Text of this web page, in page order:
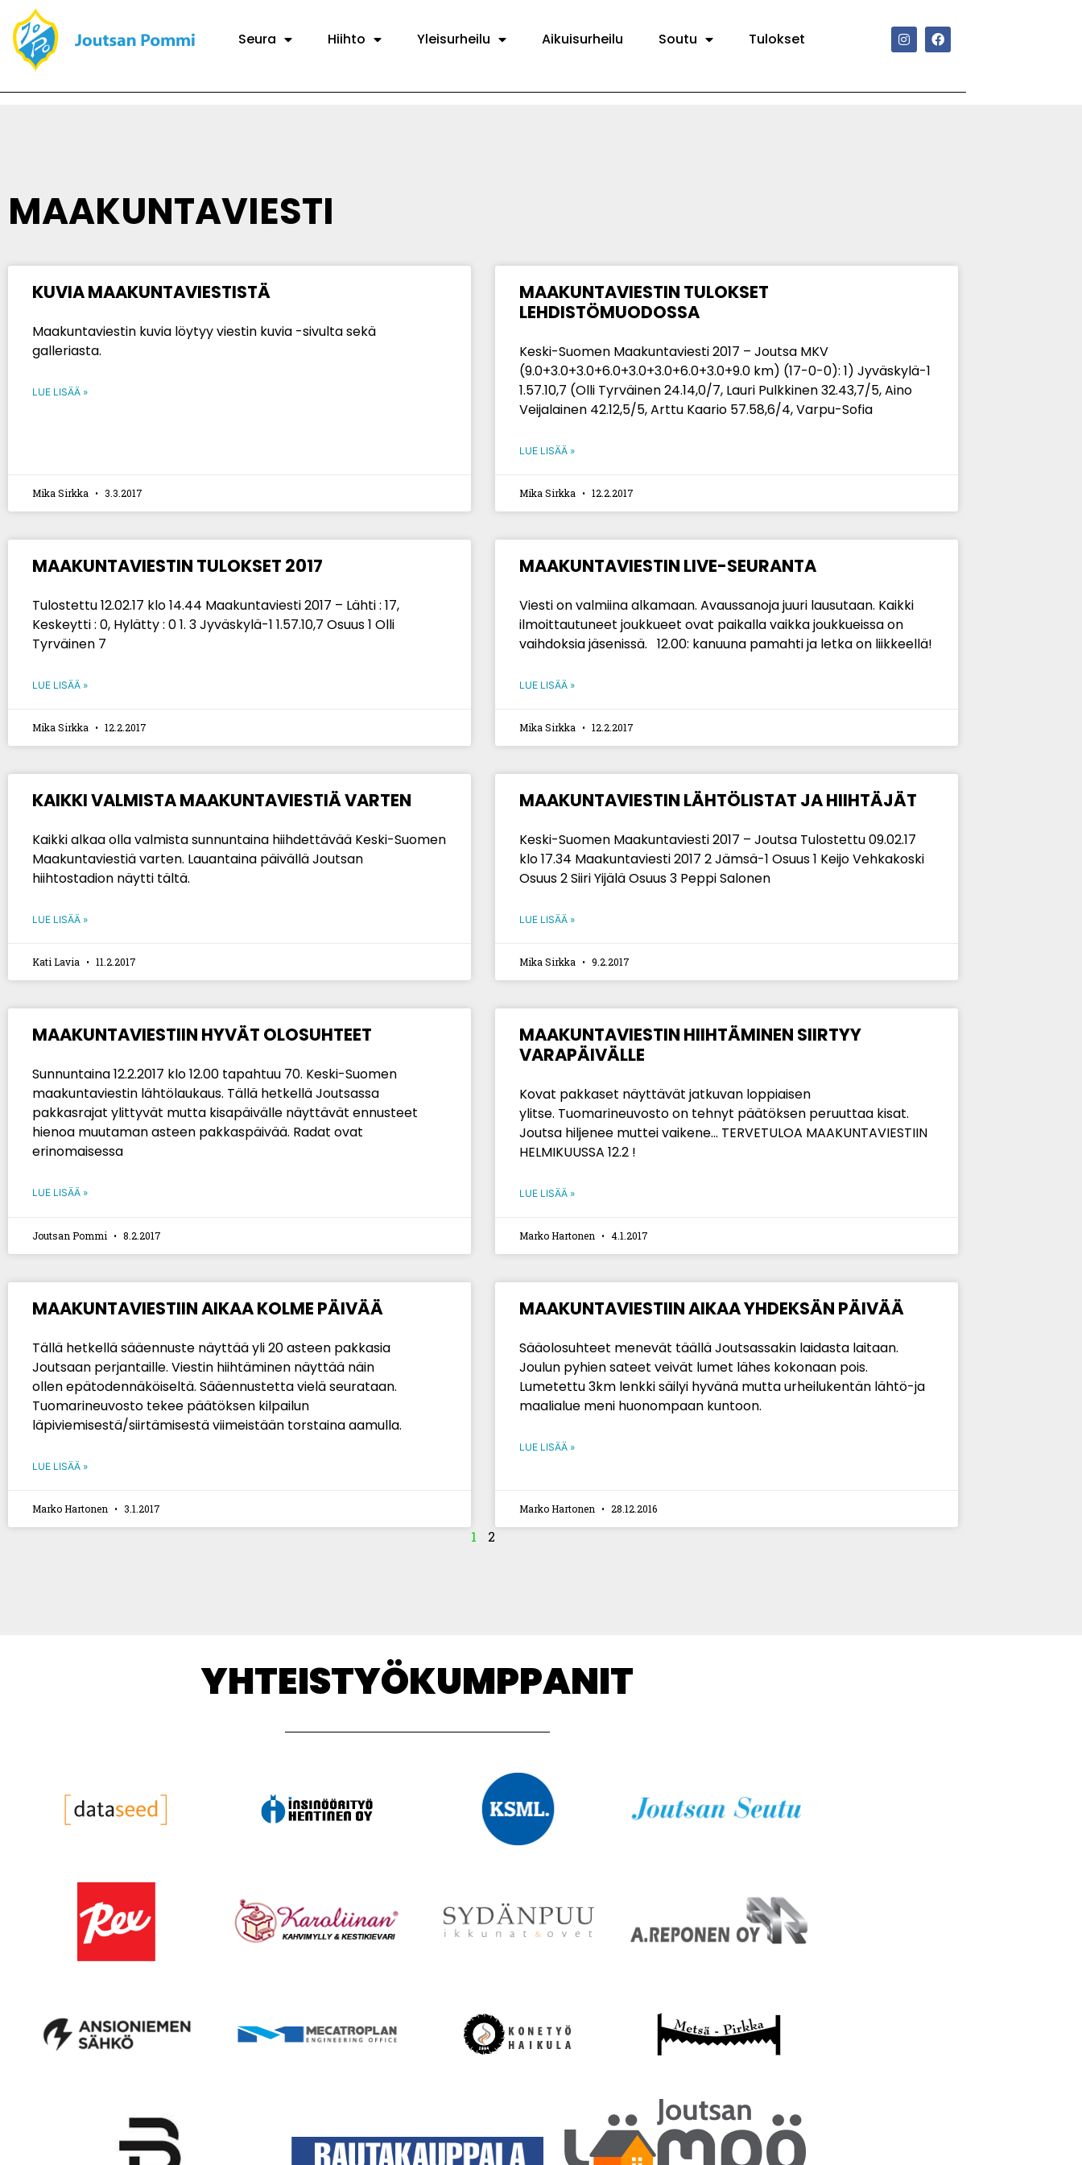
Seura Hiihto Yleisurheilu Aikuisurheilu Soutu Tulokset
MAAKUNTAVIESTI
KUVIA MAAKUNTAVIESTISTÄ
Maakuntaviestin kuvia löytyy viestin kuvia -sivulta sekä
galleriasta.
LUE LISÄÄ »
Mika Sirkka 3.3.2017
MAAKUNTAVIESTIN TULOKSET
LEHDISTÖMUODOSSA
Keski-Suomen Maakuntaviesti 2017 – Joutsa MKV
(9.0+3.0+3.0+6.0+3.0+3.0+6.0+3.0+9.0 km) (17-0-0): 1) Jyväskylä-1
1.57.10,7 (Olli Tyrväinen 24.14,0/7, Lauri Pulkkinen 32.43,7/5, Aino
Veijalainen 42.12,5/5, Arttu Kaario 57.58,6/4, Varpu-Sofia
LUE LISÄÄ »
Mika Sirkka 12.2.2017
MAAKUNTAVIESTIN TULOKSET 2017
Tulostettu 12.02.17 klo 14.44 Maakuntaviesti 2017 – Lähti : 17,
Keskeytti : 0, Hylätty : 0 1. 3 Jyväskylä-1 1.57.10,7 Osuus 1 Olli
Tyrväinen 7
LUE LISÄÄ »
Mika Sirkka 12.2.2017
MAAKUNTAVIESTIN LIVE-SEURANTA
Viesti on valmiina alkamaan. Avaussanoja juuri lausutaan. Kaikki
ilmoittautuneet joukkueet ovat paikalla vaikka joukkueissa on
vaihdoksia jäsenissä. 12.00: kanuuna pamahti ja letka on liikkeellä!
LUE LISÄÄ »
Mika Sirkka 12.2.2017
KAIKKI VALMISTA MAAKUNTAVIESTIÄ VARTEN
Kaikki alkaa olla valmista sunnuntaina hiihdettävää Keski-Suomen
Maakuntaviestiä varten. Lauantaina päivällä Joutsan
hiihtostadion näytti tältä.
LUE LISÄÄ »
Kati Lavia 11.2.2017
MAAKUNTAVIESTIN LÄHTÖLISTAT JA HIIHTÄJÄT
Keski-Suomen Maakuntaviesti 2017 – Joutsa Tulostettu 09.02.17
klo 17.34 Maakuntaviesti 2017 2 Jämsä-1 Osuus 1 Keijo Vehkakoski
Osuus 2 Siiri Yijälä Osuus 3 Peppi Salonen
LUE LISÄÄ »
Mika Sirkka 9.2.2017
MAAKUNTAVIESTIIN HYVÄT OLOSUHTEET
Sunnuntaina 12.2.2017 klo 12.00 tapahtuu 70. Keski-Suomen
maakuntaviestin lähtölaukaus. Tällä hetkellä Joutsassa
pakkasrajat ylittyvät mutta kisapäivälle näyttävät ennusteet
hienoa muutaman asteen pakkaspäivää. Radat ovat
erinomaisessa
LUE LISÄÄ »
Joutsan Pommi 8.2.2017
MAAKUNTAVIESTIN HIIHTÄMINEN SIIRTYY
VARAPÄIVÄLLE
Kovat pakkaset näyttävät jatkuvan loppiaisen
ylitse. Tuomarineuvosto on tehnyt päätöksen peruuttaa kisat.
Joutsa hiljenee muttei vaikene… TERVETULOA MAAKUNTAVIESTIIN
HELMIKUUSSA 12.2 !
LUE LISÄÄ »
Marko Hartonen 4.1.2017
MAAKUNTAVIESTIIN AIKAA KOLME PÄIVÄÄ
Tällä hetkellä sääennuste näyttää yli 20 asteen pakkasia
Joutsaan perjantaille. Viestin hiihtäminen näyttää näin
ollen epätodennäköiseltä. Sääennustetta vielä seurataan.
Tuomarineuvosto tekee päätöksen kilpailun
läpiviemisestä/siirtämisestä viimeistään torstaina aamulla.
LUE LISÄÄ »
Marko Hartonen 3.1.2017
MAAKUNTAVIESTIIN AIKAA YHDEKSÄN PÄIVÄÄ
Sääolosuhteet menevät täällä Joutsassakin laidasta laitaan.
Joulun pyhien sateet veivät lumet lähes kokonaan pois.
Lumetettu 3km lenkki säilyi hyvänä mutta urheilukentän lähtö-ja
maalialue meni huonompaan kuntoon.
LUE LISÄÄ »
Marko Hartonen 28.12.2016
1 2
YHTEISTYÖKUMPPANIT